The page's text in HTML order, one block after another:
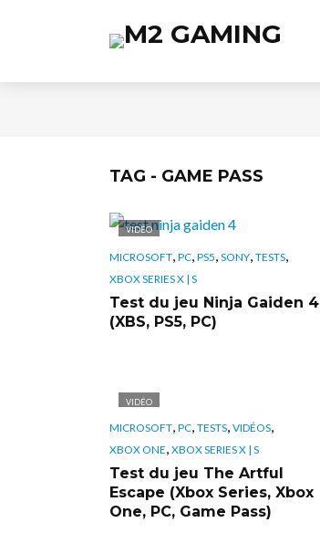
TAG - GAME PASS
VIDÉO
MICROSOFT, PC, PS5, SONY, TESTS,
XBOX SERIES X | S
Test du jeu Ninja Gaiden 4
(XBS, PS5, PC)
VIDÉO
MICROSOFT, PC, TESTS, VIDÉOS,
XBOX ONE, XBOX SERIES X | S
Test du jeu The Artful
Escape (Xbox Series, Xbox
One, PC, Game Pass)